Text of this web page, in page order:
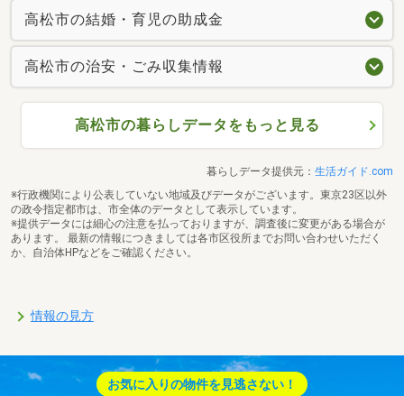
高松市の結婚・育児の助成金
高松市の治安・ごみ収集情報
高松市の暮らしデータをもっと見る
暮らしデータ提供元： 生活ガイド.com
※行政機関により公表していない地域及びデータがございます。東京23区以外
の政令指定都市は、市全体のデータとして表示しています。
※提供データには細心の注意を払っておりますが、調査後に変更がある場合が
あります。 最新の情報につきましては各市区役所までお問い合わせいただく
か、自治体HPなどをご確認ください。
情報の見方
お気に入りの物件を見逃さない！